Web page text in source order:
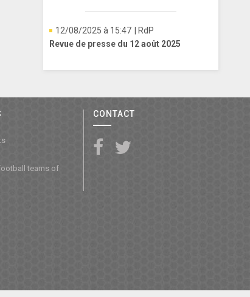
12/08/2025 à 15:47
| RdP
Revue de presse du 12 août 2025
teams of
CONTACT